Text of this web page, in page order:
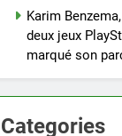
Karim
deux jeux
marqué son
Categories